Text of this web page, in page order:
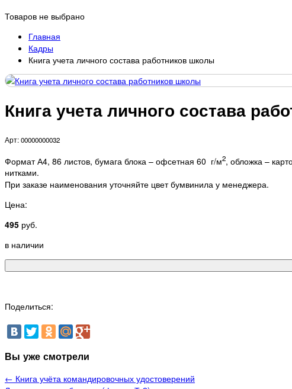
Товаров не выбрано
Главная
Кадры
Книга учета личного состава работников школы
Книга учета личного состава
Арт: 00000000032
Формат А4, 86 листов, бумага блока – офсетная 60 г/м2, обложка –
нитками.
При заказе наименования уточняйте цвет бумвинила у менеджера.
Цена:
495 руб.
в наличии
Поделиться:
Вы уже смотрели
← Книга учёта командировочных удостоверений